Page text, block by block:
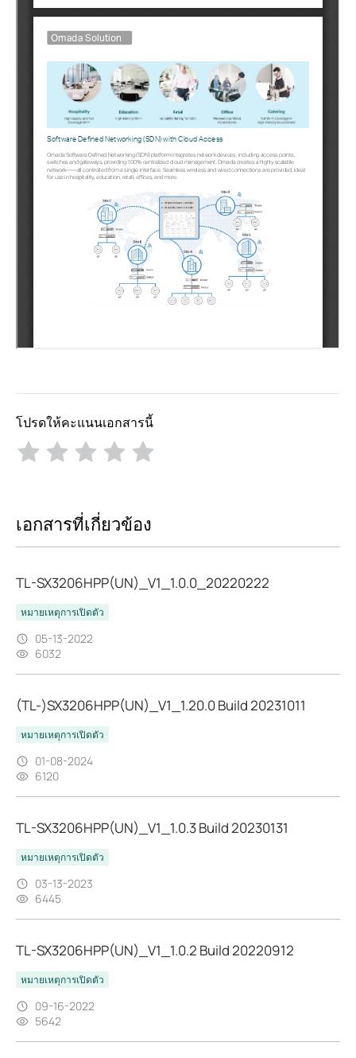
โปรดให้คะแนนเอกสารนี้
เอกสารที่เกี่ยวข้อง
TL-SX3206HPP(UN)_V1_1.0.0_20220222
หมายเหตุการเปิดตัว
05-13-2022
6032
(TL-)SX3206HPP(UN)_V1_1.20.0 Build 20231011
หมายเหตุการเปิดตัว
01-08-2024
6120
TL-SX3206HPP(UN)_V1_1.0.3 Build 20230131
หมายเหตุการเปิดตัว
03-13-2023
6445
TL-SX3206HPP(UN)_V1_1.0.2 Build 20220912
หมายเหตุการเปิดตัว
09-16-2022
5642